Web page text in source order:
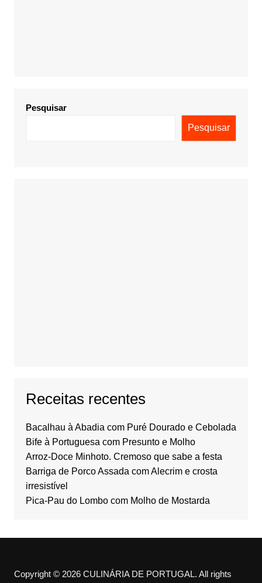
Pesquisar
Pesquisar
Receitas recentes
Bacalhau à Abadia com Puré Dourado e Cebolada
Bife à Portuguesa com Presunto e Molho
Arroz-Doce Minhoto. Cremoso que sabe a festa
Barriga de Porco Assada com Alecrim e crosta
irresistível
Pica-Pau do Lombo com Molho de Mostarda
Copyright © 2026 CULINÁRIA DE PORTUGAL. All rights